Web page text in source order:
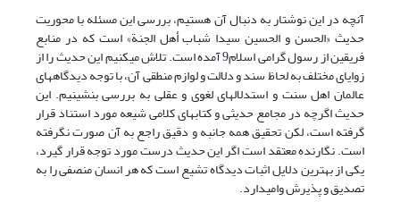
آنچه در این نوشتار به دنبال آن هستیم، بررسی این مسئله با محوریت
حدیث «الحسن و الحسین سیدا شباب أهل الجنة» است که در منابع
فریقین از رسول گرامی اسلام9 آمده است. تلاش می‏کنیم این حدیث را از
زوایای مختلف به لحاظ سند و دلالت و لوازم منطقی آن، با توجه دیدگاه‏های
عالمان اهل سنت و استدلال‏های لغوی و عقلی به بررسی بنشینیم. این
حدیث اگرچه در مجامع حدیثی و کتاب‏های کلامی شیعه مورد استناد قرار
گرفته است، لکن تحقیق همه جانبه و دقیق راجع به آن صورت نگرفته
است. نگارنده معتقد است اگر این حدیث درست مورد توجه قرار گیرد،
یکی از بهترین دلایل اثبات دیدگاه تشیع است که هر انسان منصفی را به
تصدیق و پذیرش وامی‏دارد.